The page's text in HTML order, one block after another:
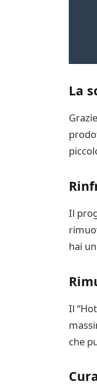
La
Il
hai
Il
che